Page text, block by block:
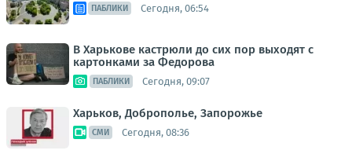
ПАБЛИКИ Сегодня, 06:54
В Харькове кастрюли до сих пор выходят с
картонками за Федорова
ПАБЛИКИ Сегодня, 09:07
Харьков, Доброполье, Запорожье
СМИ Сегодня, 08:36